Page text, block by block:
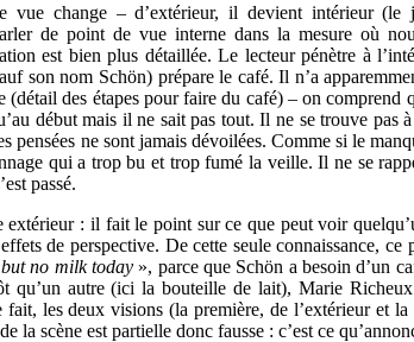
vue change – d’extérieur, il devient intérieur (le
de point de vue interne dans la mesure où
est bien plus détaillée. Le lecteur pénètre à
son nom Schön) prépare le café. Il n’a
des étapes pour faire du café) – on comprend
début mais il ne sait pas tout. Il ne se trouve pas
pensées ne sont jamais dévoilées. Comme si le
qui a trop bu et trop fumé la veille. Il ne se
passé.
: il fait le point sur ce que peut voir
de perspective. De cette seule connaissance, ce
but no milk today », parce que Schön a besoin d’un
qu’un autre (ici la bouteille de lait), Marie
les deux visions (la première, de l’extérieur et la
la scène est partielle donc fausse : c’est ce